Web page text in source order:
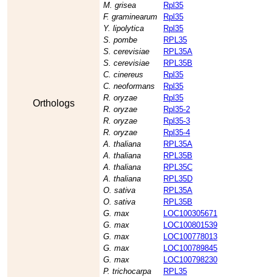
Orthologs
M. grisea
Rpl35
F. graminearum
Rpl35
Y. lipolytica
Rpl35
S. pombe
RPL35
S. cerevisiae
RPL35A
S. cerevisiae
RPL35B
C. cinereus
Rpl35
C. neoformans
Rpl35
R. oryzae
Rpl35
R. oryzae
Rpl35-2
R. oryzae
Rpl35-3
R. oryzae
Rpl35-4
A. thaliana
RPL35A
A. thaliana
RPL35B
A. thaliana
RPL35C
A. thaliana
RPL35D
O. sativa
RPL35A
O. sativa
RPL35B
G. max
LOC100305671
G. max
LOC100801539
G. max
LOC100778013
G. max
LOC100789845
G. max
LOC100798230
P. trichocarpa
RPL35